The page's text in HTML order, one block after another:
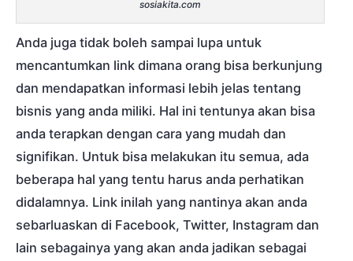
sosiakita.com
Anda juga tidak boleh sampai lupa untuk
mencantumkan link dimana orang bisa berkunjung
dan mendapatkan informasi lebih jelas tentang
bisnis yang anda miliki. Hal ini tentunya akan bisa
anda terapkan dengan cara yang mudah dan
signifikan. Untuk bisa melakukan itu semua, ada
beberapa hal yang tentu harus anda perhatikan
didalamnya. Link inilah yang nantinya akan anda
sebarluaskan di Facebook, Twitter, Instagram dan
lain sebagainya yang akan anda jadikan sebagai